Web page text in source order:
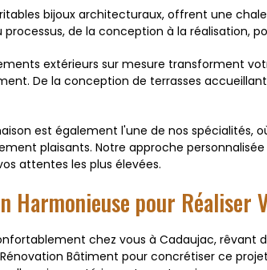
bijoux architecturaux, offrent une
de la conception à la réalisation,
extérieurs sur mesure transforment
De la conception de terrasses
est également l'une de nos spécialités,
plaisants. Notre approche
attentes les plus élevées.
Harmonieuse pour Réaliser
chez vous à Cadaujac, rêvant
Bâtiment pour concrétiser ce